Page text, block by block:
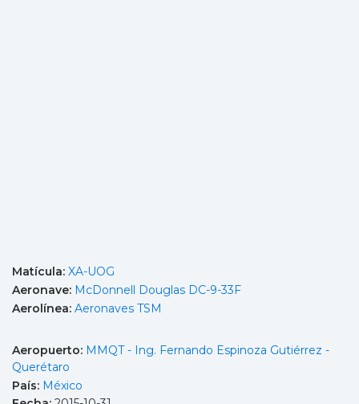
Matícula: XA-UOG
Aeronave: McDonnell Douglas DC-9-33F
Aerolínea: Aeronaves TSM
Aeropuerto: MMQT - Ing. Fernando Espinoza Gutiérrez -
Querétaro
País: México